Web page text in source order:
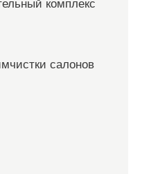
комплекс
салонов